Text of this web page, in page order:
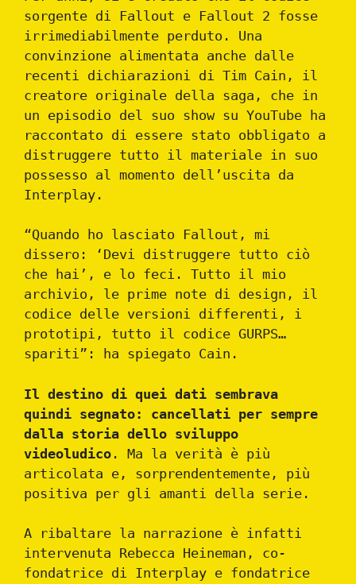
sorgente di Fallout e Fallout 2 fosse
irrimediabilmente perduto. Una
convinzione alimentata anche dalle
recenti dichiarazioni di Tim Cain, il
creatore originale della saga, che in
un episodio del suo show su YouTube ha
raccontato di essere stato obbligato a
distruggere tutto il materiale in suo
possesso al momento dell’uscita da
Interplay.
“Quando ho lasciato Fallout, mi
dissero: ‘Devi distruggere tutto ciò
che hai’, e lo feci. Tutto il mio
archivio, le prime note di design, il
codice delle versioni differenti, i
prototipi, tutto il codice GURPS…
spariti”: ha spiegato Cain.
Il destino di quei dati sembrava
quindi segnato: cancellati per sempre
dalla storia dello sviluppo
videoludico . Ma la verità è più
articolata e, sorprendentemente, più
positiva per gli amanti della serie.
A ribaltare la narrazione è infatti
intervenuta Rebecca Heineman, co-
fondatrice di Interplay e fondatrice